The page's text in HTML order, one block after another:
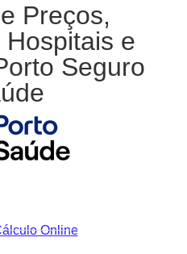
Preços,
e
Seguro
Online